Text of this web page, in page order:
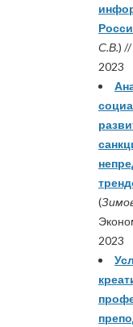
С.В.)
2023
(
2023